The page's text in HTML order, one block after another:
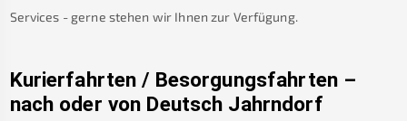
Services - gerne stehen wir Ihnen zur Verfügung.
Kurierfahrten / Besorgungsfahrten –
nach oder von Deutsch Jahrndorf